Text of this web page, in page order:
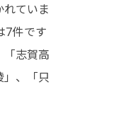
ていま
7件です
「志賀高
、「只